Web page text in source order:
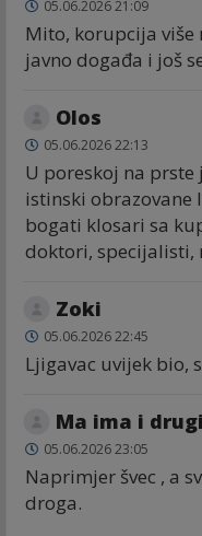
05.06.2026 21:09
Mito, korupcija više
javno događa i još
Olos
05.06.2026 22:13
U poreskoj na
istinski obrazovane
bogati klosari sa
doktori, specijalisti,
Zoki
05.06.2026 22:45
Ljigavac uvijek bio,
Ma ima i
05.06.2026 23:05
Naprimjer švec , a
droga.